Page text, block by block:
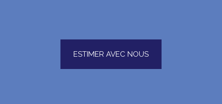
ESTIMER AVEC NOUS